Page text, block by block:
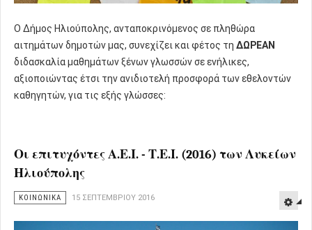
O Δήμος Ηλιούπολης, ανταποκρινόμενος σε πληθώρα
αιτημάτων δημοτών μας, συνεχίζει και φέτος τη ΔΩΡΕΑΝ
διδασκαλία μαθημάτων ξένων γλωσσών σε ενήλικες,
αξιοποιώντας έτσι την ανιδιοτελή προσφορά των εθελοντών
καθηγητών, για τις εξής γλώσσες:
Οι επιτυχόντες Α.Ε.Ι. - Τ.Ε.Ι. (2016) των Λυκείων
Ηλιούπολης
ΚΟΙΝΩΝΙΚΑ 15 ΣΕΠΤΕΜΒΡΊΟΥ 2016